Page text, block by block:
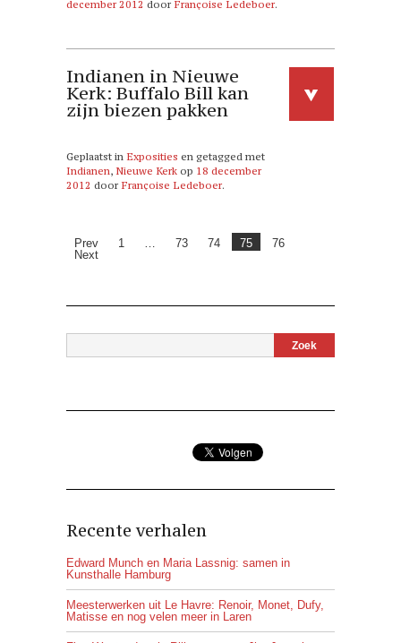
december 2012 door Françoise Ledeboer.
Indianen in Nieuwe
Kerk: Buffalo Bill kan
zijn biezen pakken
Geplaatst in Exposities en getagged met
Indianen, Nieuwe Kerk op 18 december
2012 door Françoise Ledeboer.
Prev 1 … 73 74 75
76
Next
Recente verhalen
Edward Munch en Maria Lassnig: samen in
Kunsthalle Hamburg
Meesterwerken uit Le Havre: Renoir, Monet, Dufy,
Matisse en nog velen meer in Laren